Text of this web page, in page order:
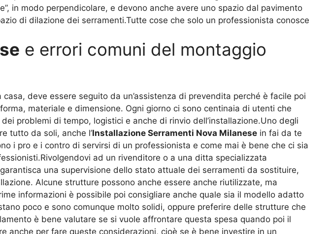
in modo perpendicolare, e devono anche avere uno spazio dal pavimento
di dilazione dei serramenti.Tutte cose che solo un professionista conosce
e errori comuni del montaggio
deve essere seguito da un’assistenza di prevendita perché è facile poi
materiale e dimensione. Ogni giorno ci sono centinaia di utenti che
problemi di tempo, logistici e anche di rinvio dell’installazione.Uno degli
tutto da soli, anche l’Installazione Serramenti Nova Milanese in fai da te
i pro e i contro di servirsi di un professionista e come mai è bene che ci sia
ad un rivenditore o a una ditta specializzata
una supervisione dello stato attuale dei serramenti da sostituire,
Alcune strutture possono anche essere anche riutilizzate, ma
informazioni è possibile poi consigliare anche quale sia il modello adatto
poco e sono comunque molto solidi, oppure preferire delle strutture che
è bene valutare se si vuole affrontare questa spesa quando poi il
anche per fare queste considerazioni, cioè se è bene investire in un